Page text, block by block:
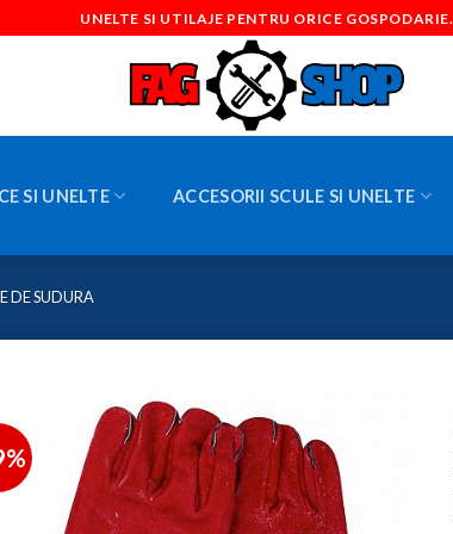
UNELTE SI UTILAJE PENTRU ORICE GOSPODARIE.
SI UNELTE ACCESORII SCULE SI UNELTE
DE SUDURA